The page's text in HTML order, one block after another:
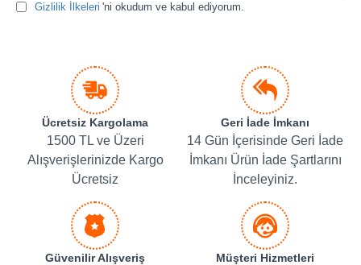
Gizlilik İlkeleri 'ni okudum ve kabul ediyorum.
Ücretsiz Kargolama
1500 TL ve Üzeri
Alışverişlerinizde Kargo
Ücretsiz
Geri İade İmkanı
14 Gün İçerisinde Geri İade
İmkanı Ürün İade Şartlarını
İnceleyiniz.
Güvenilir Alışveriş Müşteri Hizmetleri